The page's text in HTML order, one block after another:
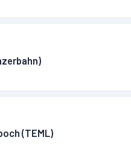
(TEML)